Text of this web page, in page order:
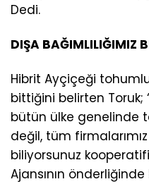
Dedi.
DIŞA BAĞIMLILIĞIMIZ
Hibrit Ayçiçeği
bittiğini belirten Toruk;
bütün ülke genelinde
değil, tüm
biliyorsunuz
Ajansının önderliğinde